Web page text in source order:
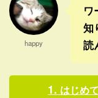
happy
ワ
知
読
はじめ